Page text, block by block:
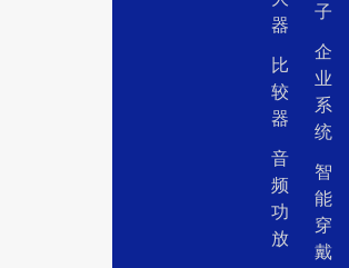
器
比
较
器
音
频
功
放
子
企
业
系
统
智
能
穿
戴